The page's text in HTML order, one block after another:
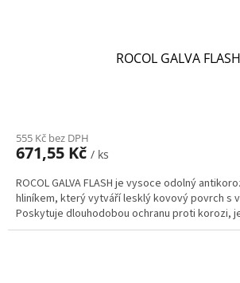
ROCOL GALVA FLASH
555 Kč bez DPH
671,55 Kč / ks
ROCOL GALVA FLASH je vysoce odolný
hliníkem, který vytváří lesklý kovový povrch s
Poskytuje dlouhodobou ochranu proti korozi,